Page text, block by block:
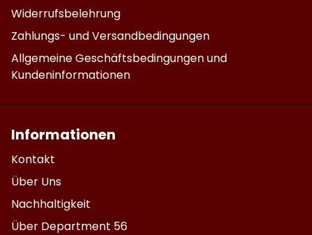
Widerrufsbelehrung
Zahlungs- und Versandbedingungen
Allgemeine Geschäftsbedingungen und
Kundeninformationen
Informationen
Kontakt
Über Uns
Nachhaltigkeit
Über Department 56